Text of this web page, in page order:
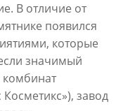
В отличие от
появился
которые
значимый
комбинат
завод